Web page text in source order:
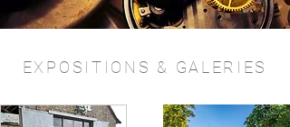
EXPOSITIONS & GALERIES